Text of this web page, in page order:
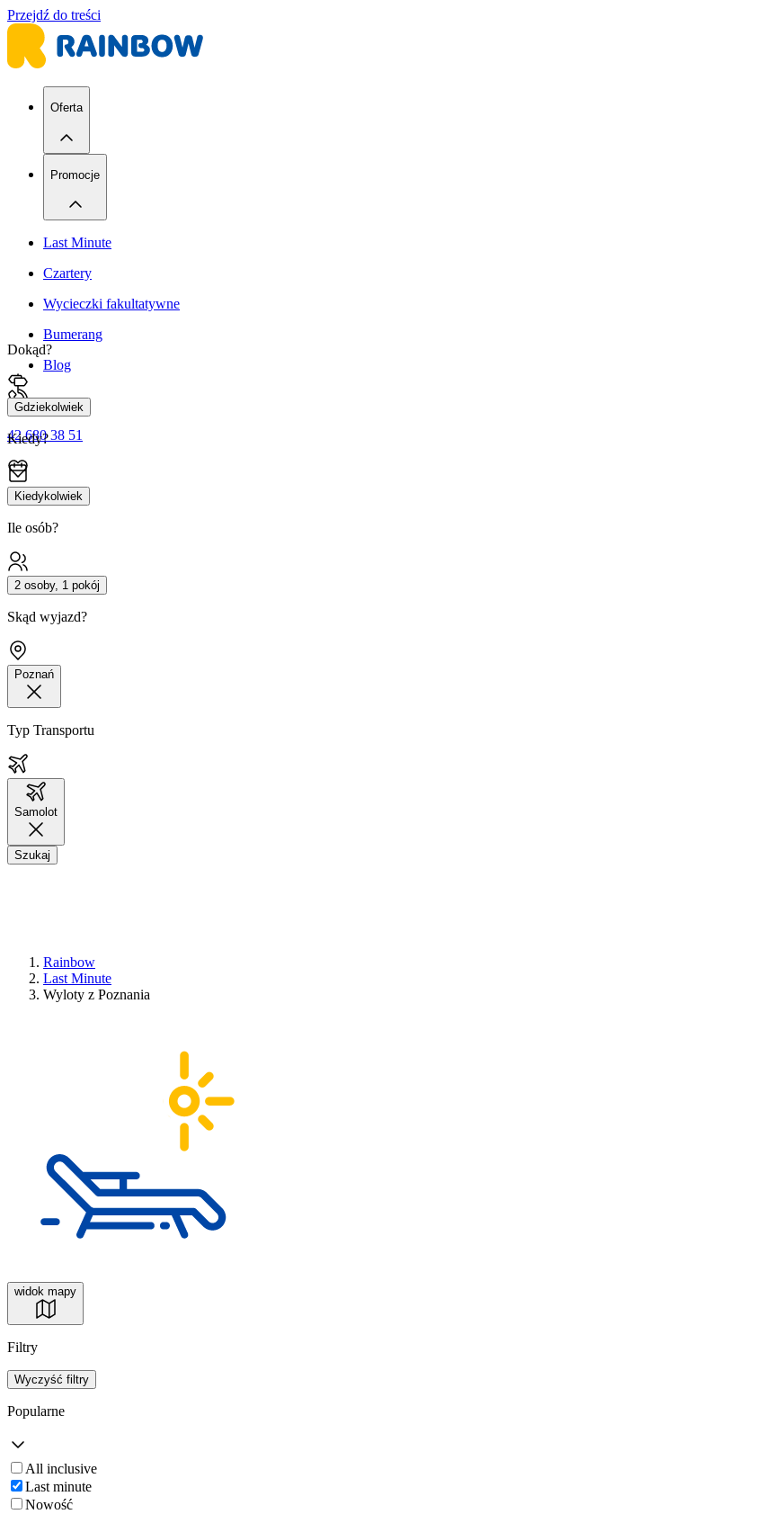
Przejdź do treści
Oferta
Promocje
Last Minute
Czartery
Wycieczki fakultatywne
Bumerang
Blog
42 680 38 51
Dokąd?
Gdziekolwiek
Kiedy?
Kiedykolwiek
Ile osób?
2 osoby, 1 pokój
Skąd wyjazd?
Poznań
Typ Transportu
Samolot
Szukaj
Rainbow
Last Minute
Wyloty z Poznania
widok mapy
Filtry
Wyczyść filtry
Popularne
All inclusive
Last minute
Nowość